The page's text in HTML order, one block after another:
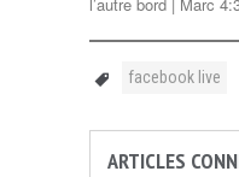
l’autre bord | Marc
facebook live
ARTICLES